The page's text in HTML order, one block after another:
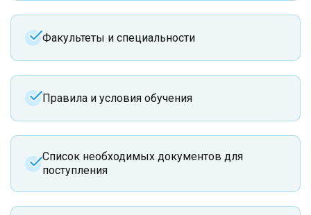
Факультеты и специальности
Правила и условия обучения
Список необходимых документов для
поступления